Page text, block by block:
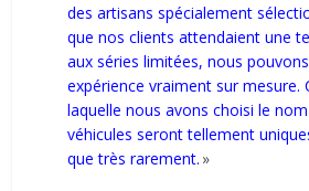
des artisans spécialement
que nos clients attendaient une
aux séries limitées, nous
expérience vraiment sur mesure.
laquelle nous avons choisi le nom
véhicules seront tellement
que très rarement. »